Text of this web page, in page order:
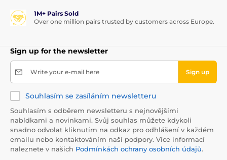
1M+ Pairs Sold
Over one million pairs trusted by customers across Europe.
Sign up for the newsletter
Write your e-mail here Sign up
Souhlasím se zasíláním newsletteru
Souhlasím s odběrem newsletteru s nejnovějšími
nabídkami a novinkami. Svůj souhlas můžete kdykoli
snadno odvolat kliknutím na odkaz pro odhlášení v každém
emailu nebo kontaktováním naší podpory. Více informací
naleznete v našich Podmínkách ochrany osobních údajů.